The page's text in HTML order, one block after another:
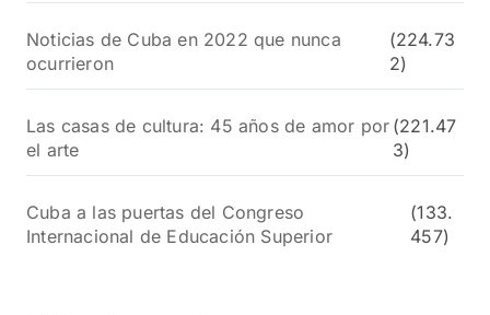
Noticias de Cuba en 2022 que nunca
ocurrieron
(224.73
2)
Las casas de cultura: 45 años de amor por
el arte
(221.47
3)
Cuba a las puertas del Congreso
Internacional de Educación Superior
(133.
457)